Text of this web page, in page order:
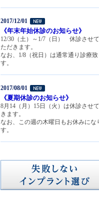
2017/12/01
《年末年始休診のお知らせ》
12/30（土）～1/7（日） 休診させ
ただきます。
なお、1/8（祝日）は通常通り診療致
す。
2017/08/01
《夏期休診のお知らせ》
8月14（月）15日（火）は休診させ
きます。
なお、この週の木曜日もお休みにな
す。